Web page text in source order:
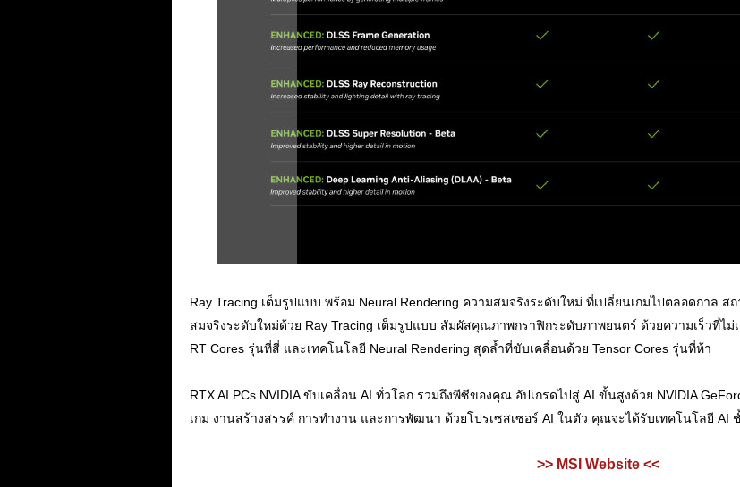
Ray Tracing เต็มรูปแบบ พร้อม Neural Rendering ความสมจริงระดับใหม่ ที่เปลี่ยนเกมไปตลอดกาล ส
สมจริงระดับใหม่ด้วย Ray Tracing เต็มรูปแบบ สัมผัสคุณภาพกราฟิกระดับภาพยนตร์ ด้วยความเร็วที่ไม่
RT Cores รุ่นที่สี่ และเทคโนโลยี Neural Rendering สุดล้ำที่ขับเคลื่อนด้วย Tensor Cores รุ่นที่ห้า
RTX AI PCs NVIDIA ขับเคลื่อน AI ทั่วโลก รวมถึงพีซีของคุณ อัปเกรดไปสู่ AI ขั้นสูงด้วย NVIDIA
เกม งานสร้างสรรค์ การทำงาน และการพัฒนา ด้วยโปรเซสเซอร์ AI ในตัว คุณจะได้รับเทคโนโลยี
>> MSI Website <<